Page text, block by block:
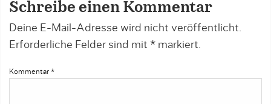
Schreibe einen Kommentar
Deine E-Mail-Adresse wird nicht veröffentlicht.
Erforderliche Felder sind mit * markiert.
Kommentar *